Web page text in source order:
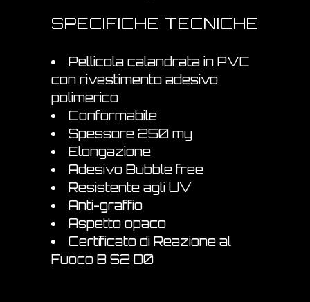
SPECIFICHE TECNICHE
Pellicola calandrata in PVC
con rivestimento adesivo
polimerico
Conformabile
Spessore 250 my
Elongazione
Adesivo Bubble free
Resistente agli UV
Anti-graffio
Aspetto opaco
Certificato di Reazione al
Fuoco B S2 D0